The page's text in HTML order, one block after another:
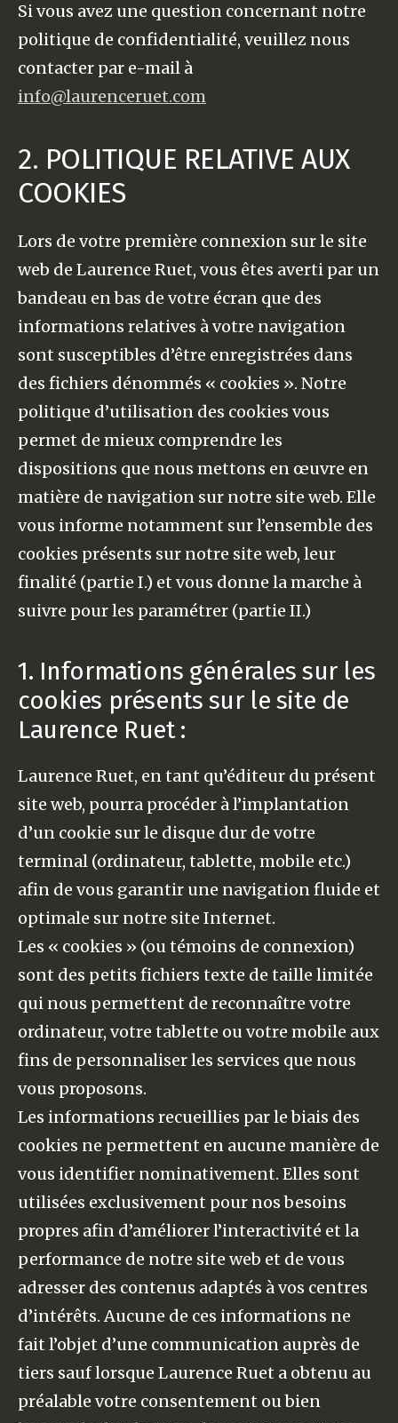
Si vous avez une question concernant notre
politique de confidentialité, veuillez nous
contacter par e-mail à
info@laurenceruet.com
2. POLITIQUE RELATIVE AUX
COOKIES
Lors de votre première connexion sur le site
web de Laurence Ruet, vous êtes averti par un
bandeau en bas de votre écran que des
informations relatives à votre navigation
sont susceptibles d’être enregistrées dans
des fichiers dénommés « cookies ». Notre
politique d’utilisation des cookies vous
permet de mieux comprendre les
dispositions que nous mettons en œuvre en
matière de navigation sur notre site web. Elle
vous informe notamment sur l’ensemble des
cookies présents sur notre site web, leur
finalité (partie I.) et vous donne la marche à
suivre pour les paramétrer (partie II.)
1. Informations générales sur les
cookies présents sur le site de
Laurence Ruet :
Laurence Ruet, en tant qu’éditeur du présent
site web, pourra procéder à l’implantation
d’un cookie sur le disque dur de votre
terminal (ordinateur, tablette, mobile etc.)
afin de vous garantir une navigation fluide et
optimale sur notre site Internet.
Les « cookies » (ou témoins de connexion)
sont des petits fichiers texte de taille limitée
qui nous permettent de reconnaître votre
ordinateur, votre tablette ou votre mobile aux
fins de personnaliser les services que nous
vous proposons.
Les informations recueillies par le biais des
cookies ne permettent en aucune manière de
vous identifier nominativement. Elles sont
utilisées exclusivement pour nos besoins
propres afin d’améliorer l’interactivité et la
performance de notre site web et de vous
adresser des contenus adaptés à vos centres
d’intérêts. Aucune de ces informations ne
fait l’objet d’une communication auprès de
tiers sauf lorsque Laurence Ruet a obtenu au
préalable votre consentement ou bien